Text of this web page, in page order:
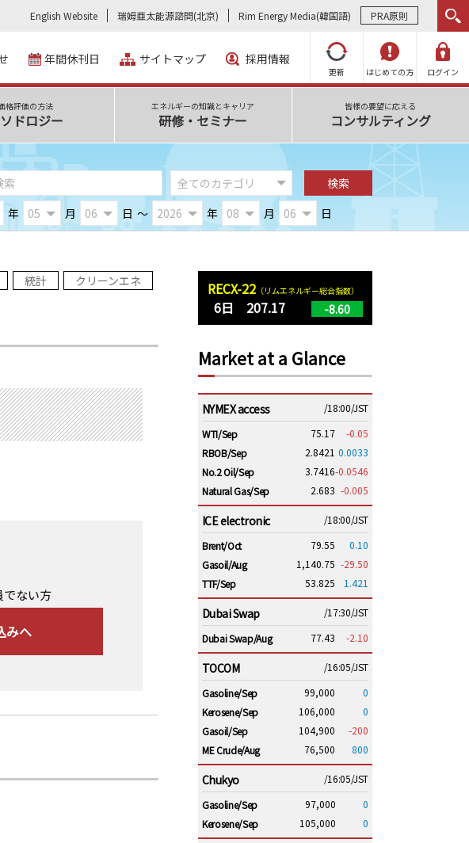
English Website 瑞姆亜太能源諮問(北京) Rim Energy Media(韓国語) PRA原則
更新 はじめての方 ログイン
年間休刊日 サイトマップ 採用情報
格評価の方法
ドロジー
エネルギーの知識とキャリア
研修・セミナー
皆様の要望に応える
コンサルティング
年 月 日 ～ 年 月 日
統計 クリーンエネ
でない方
みへ
RECX-22 （リムエネルギー総合指数）
6日 207.17 -8.60
Market at a Glance
NYMEX access
/18:00/JST
WTI/Sep
75.17
-0.05
RBOB/Sep
2.8421 0.0033
No.2 Oil/Sep
3.7416-0.0546
Natural Gas/Sep
2.683 -0.005
ICE electronic
/18:00/JST
Brent/Oct
79.55
0.10
Gasoil/Aug
1,140.75 -29.50
TTF/Sep
53.825 1.421
Dubai Swap
/17:30/JST
Dubai Swap/Aug
77.43 -2.10
TOCOM
/16:05/JST
Gasoline/Sep
99,000
0
Kerosene/Sep
106,000
0
Gasoil/Sep
104,900
-200
ME Crude/Aug
76,500 800
Chukyo
/16:05/JST
Gasoline/Sep
97,000
0
Kerosene/Sep
105,000 0